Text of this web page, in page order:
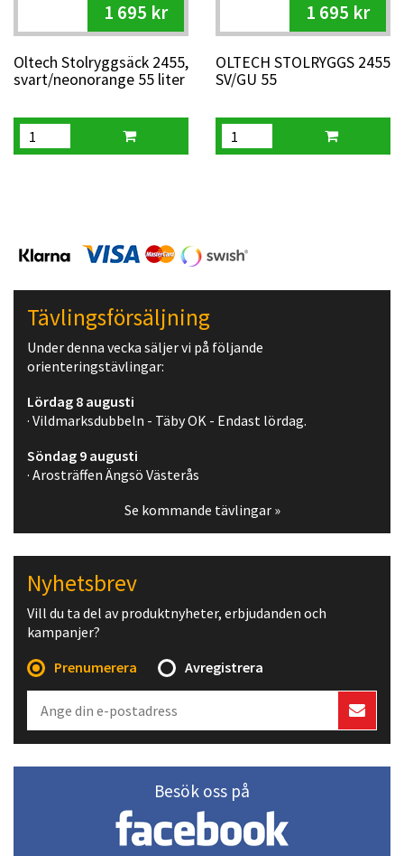
1 695 kr
Oltech Stolryggsäck 2455,
svart/neonorange 55 liter
1 695 kr
OLTECH STOLRYGGS 2455
SV/GU 55
Tävlingsförsäljning
Under denna vecka säljer vi på följande
orienteringstävlingar:
Lördag 8 augusti
· Vildmarksdubbeln - Täby OK - Endast lördag.
Söndag 9 augusti
· Arosträffen Ängsö Västerås
Se kommande tävlingar »
Nyhetsbrev
Vill du ta del av produktnyheter, erbjudanden och
kampanjer?
Prenumerera
Avregistrera
Besök oss på